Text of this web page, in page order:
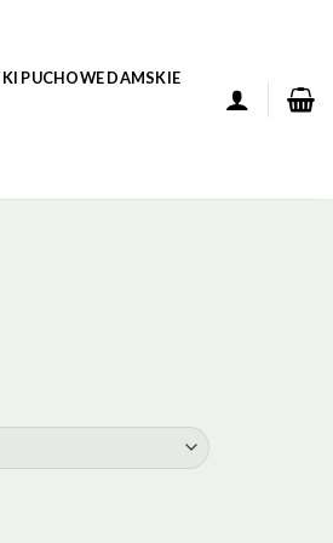
PUCHOWE DAMSKIE